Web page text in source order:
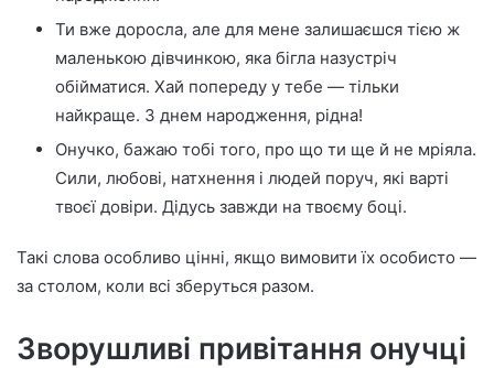
Ти вже доросла, але для мене залишаєшся тією ж
маленькою дівчинкою, яка бігла назустріч
обійматися. Хай попереду у тебе — тільки
найкраще. З днем народження, рідна!
Онучко, бажаю тобі того, про що ти ще й не мріяла.
Сили, любові, натхнення і людей поруч, які варті
твоєї довіри. Дідусь завжди на твоєму боці.
Такі слова особливо цінні, якщо вимовити їх особисто —
за столом, коли всі зберуться разом.
Зворушливі привітання онучці